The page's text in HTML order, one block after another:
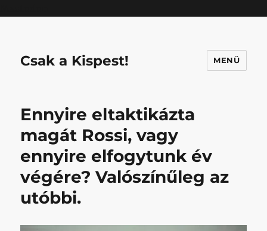
Csak a Kispest! MENÜ
Ennyire eltaktikázta
magát Rossi, vagy
ennyire elfogytunk év
végére? Valószínűleg az
utóbbi.